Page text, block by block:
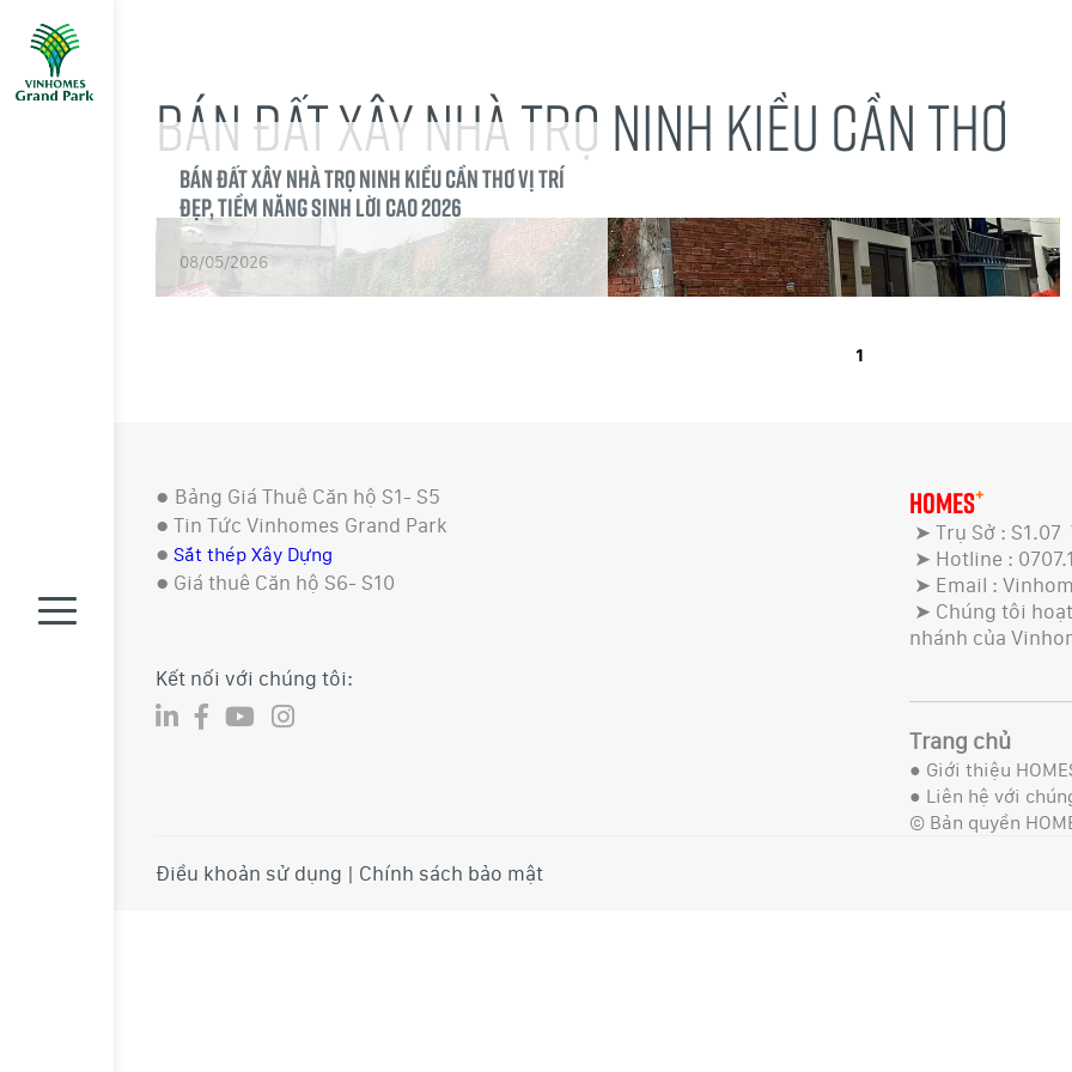
BÁN ĐẤT XÂY NHÀ TRỌ NINH KIỀU CẦN THƠ
Bán Đất Xây Nhà Trọ Ninh Kiều Cần Thơ Vị Trí
Đẹp, Tiềm Năng Sinh Lời Cao 2026
08/05/2026
1
● Bảng Giá Thuê Căn hộ S1- S5
● Tin Tức Vinhomes Grand Park
● Sắt thép Xây Dựng
● Giá thuê Căn hộ S6- S10
Kết nối với chúng tôi:
HOMES+
➤ Trụ Sở : S1.07
➤ Hotline :
➤ Email :
➤ Chúng tôi
nhánh của
Trang chủ
● Giới thiệu
● Liên hệ với
© Bản quyền
Điều khoản sử dụng | Chính sách bảo mật